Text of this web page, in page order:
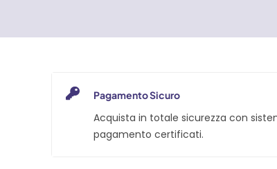
Pagamento Sicuro
Acquista in totale sicurezza con
pagamento certificati.